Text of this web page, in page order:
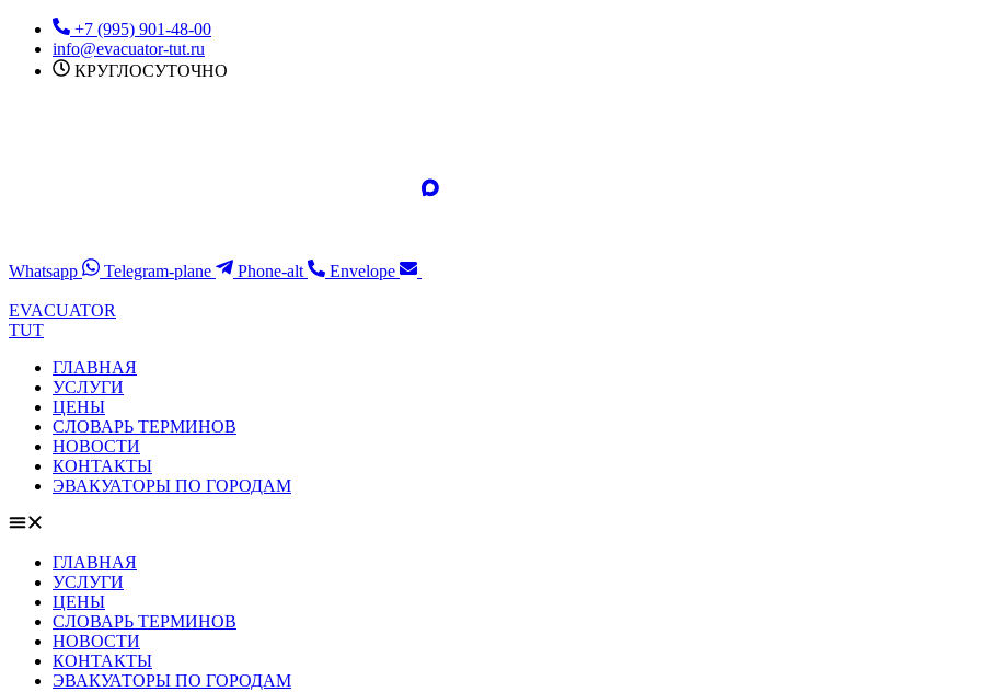
Перейти
содержимому
+7 (995) 901-48-00
info@evacuator-tut.ru
КРУГЛОСУТОЧНО
Whatsapp Telegram-plane Phone-alt Envelope
EVACUATOR
TUT
ГЛАВНАЯ
УСЛУГИ
ЦЕНЫ
СЛОВАРЬ ТЕРМИНОВ
НОВОСТИ
КОНТАКТЫ
ЭВАКУАТОРЫ ПО ГОРОДАМ
ГЛАВНАЯ
УСЛУГИ
ЦЕНЫ
СЛОВАРЬ ТЕРМИНОВ
НОВОСТИ
КОНТАКТЫ
ЭВАКУАТОРЫ ПО ГОРОДАМ